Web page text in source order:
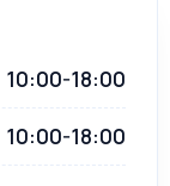
10:00-18:00
10:00-18:00